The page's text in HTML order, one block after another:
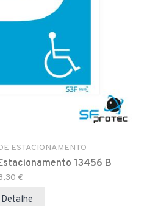
ESTACIONAMENTO
13456 B
€
Detalhe